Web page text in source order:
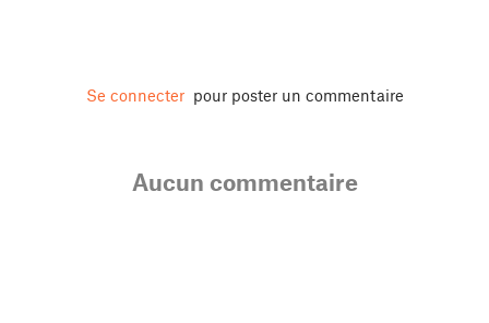
Se connecter pour poster un commentaire
Aucun commentaire